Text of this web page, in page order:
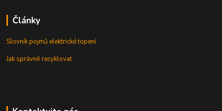
Články
Slovník pojmů elektrické topení
Jak správně recyklovat